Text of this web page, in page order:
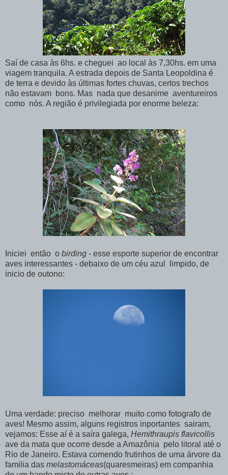
Saí de casa às 6hs. e cheguei ao local às 7,30hs. em uma
viagem tranquila. A estrada depois de Santa Leopoldina é
de terra e devido às últimas fortes chuvas, certos trechos
não estavam bons. Mas nada que desanime aventureiros
como nós. A região é privilegiada por enorme beleza:
Iniciei então o birding - esse esporte superior de encontrar
aves interessantes - debaixo de um céu azul limpido, de
inicio de outono:
Uma verdade: preciso melhorar muito como fotografo de
aves! Mesmo assim, alguns registros inportantes sairam,
vejamos: Esse aí é a saíra galega, Hemithraupis flavicollis
ave da mata que ocorre desde a Amazônia pelo litoral até o
Rio de Janeiro. Estava comendo frutinhos de uma árvore da
familia das melastomáceas(quaresmeiras) em companhia